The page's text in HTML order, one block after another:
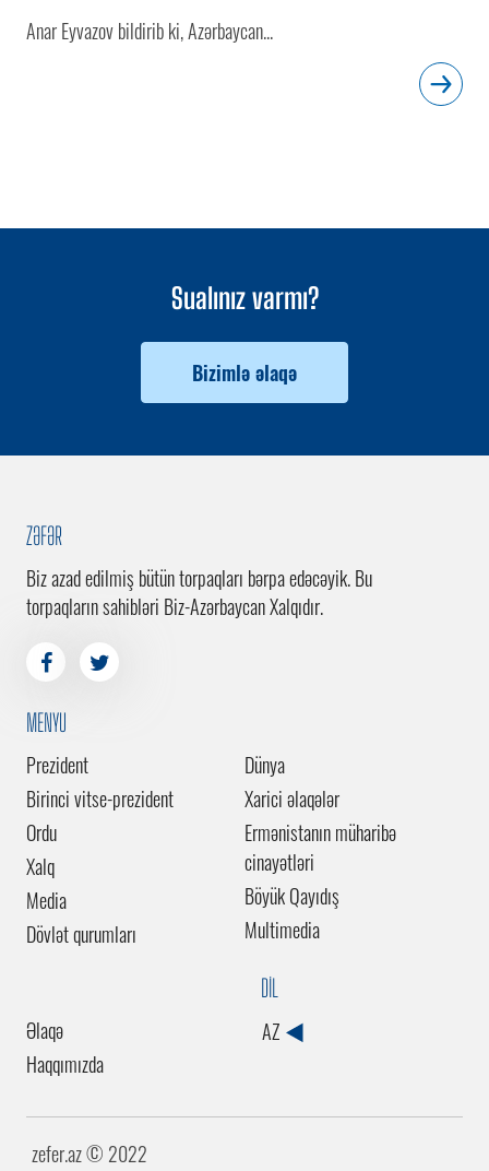
Anar Eyvazov bildirib ki, Azərbaycan...
Sualınız varmı?
Bizimlə əlaqə
ZƏFƏR
Biz azad edilmiş bütün torpaqları bərpa edəcəyik. Bu
torpaqların sahibləri Biz-Azərbaycan Xalqıdır.
MENYU
Prezident
Birinci vitse-prezident
Ordu
Xalq
Media
Dövlət qurumları
Dünya
Xarici əlaqələr
Ermənistanın müharibə
cinayətləri
Böyük Qayıdış
Multimedia
Əlaqə
Haqqımızda
DİL
AZ
zefer.az ©️ 2022